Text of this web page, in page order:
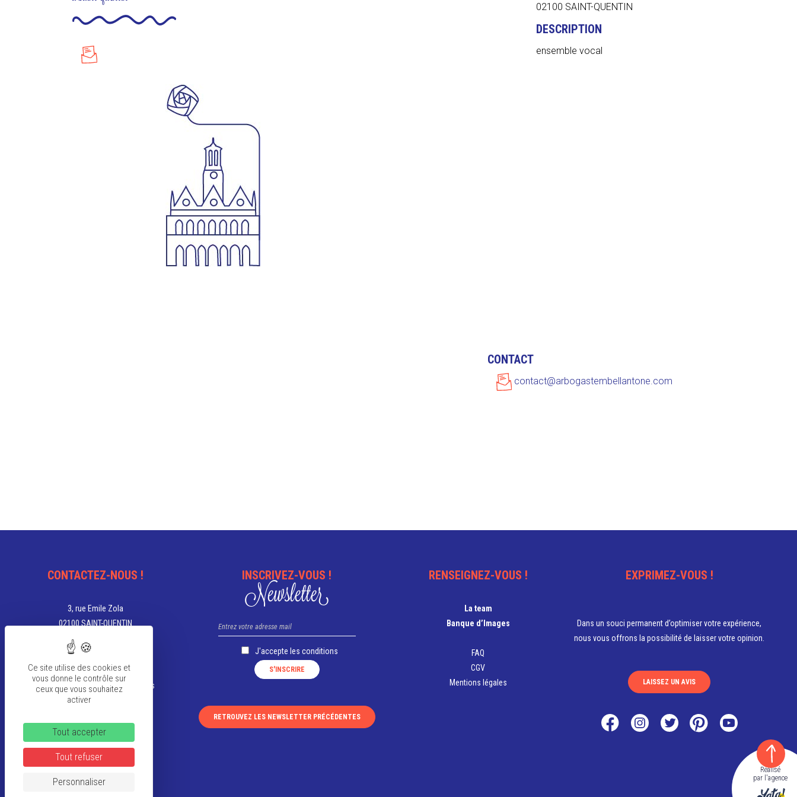
02100 SAINT-QUENTIN
DESCRIPTION
ensemble vocal
CONTACT
contact@arbogastembellantone.com
CONTACTEZ-NOUS !
3, rue Emile Zola
02100 SAINT-QUENTIN
03 23 67 05 00
tourisme@saint-quentin.fr
Aujourd'hui, nous sommes ouverts
de 9h à 12h et de 13h30 à 18h
VOIR TOUS LES HORAIRES
INSCRIVEZ-VOUS !
Newsletter
J'accepte lesconditions
RETROUVEZ LES NEWSLETTER PRÉCÉDENTES
RENSEIGNEZ-VOUS !
La team
Banque d’Images
FAQ
CGV
Mentions légales
EXPRIMEZ-VOUS !
Dans un souci permanent d’optimiser votre expérience,
nous vous offrons la possibilité de laisser votre opinion.
LAISSEZ UN AVIS
Réalisé
par l'agence
Ce site utilise des cookies et
vous donne le contrôle sur
ceux que vous souhaitez
activer
Tout accepter
Tout refuser
Personnaliser